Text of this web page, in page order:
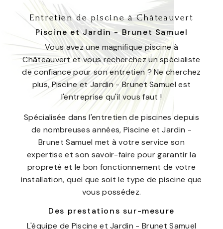
Entretien de piscine à Châteauvert
Piscine et Jardin - Brunet Samuel
Vous avez une magnifique piscine à
Châteauvert et vous recherchez un spécialiste
de confiance pour son entretien ? Ne cherchez
plus, Piscine et Jardin - Brunet Samuel est
l'entreprise qu'il vous faut !
Spécialisée dans l'entretien de piscines depuis
de nombreuses années, Piscine et Jardin -
Brunet Samuel met à votre service son
expertise et son savoir-faire pour garantir la
propreté et le bon fonctionnement de votre
installation, quel que soit le type de piscine que
vous possédez.
Des prestations sur-mesure
L'équipe de Piscine et Jardin - Brunet Samuel